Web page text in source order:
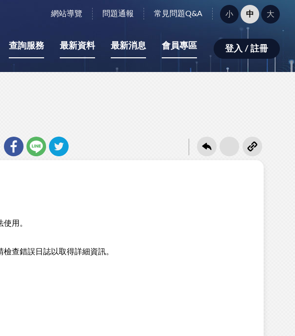
網站導覽 問題通報 常見問題Q&A
字
型
小：
小 中 大
查詢服務 最新資料 最新消息 會員專區 登入 / 註冊